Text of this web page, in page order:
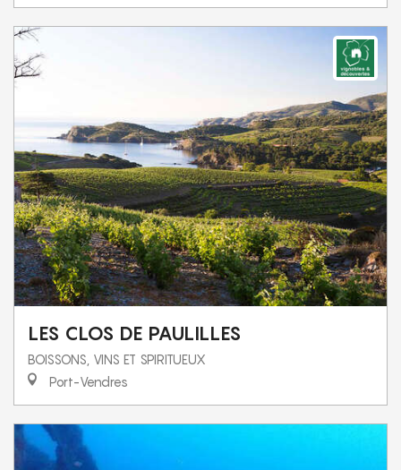
LES CLOS DE PAULILLES
BOISSONS, VINS ET SPIRITUEUX
Port-Vendres